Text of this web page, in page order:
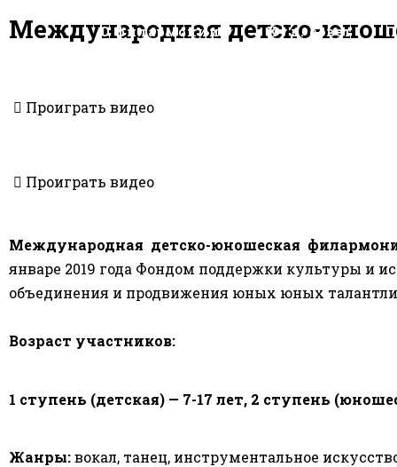
О филармонии Худ. совет
Международная детско-
Проиграть видео
Проиграть видео
Международная детско-юношеская
январе 2019 года Фондом поддержки культуры и
объединения и продвижения юных юных
Возраст участников:
1 ступень (детская) — 7-17 лет, 2 ступень
Жанры:вокал, танец, инструментальное